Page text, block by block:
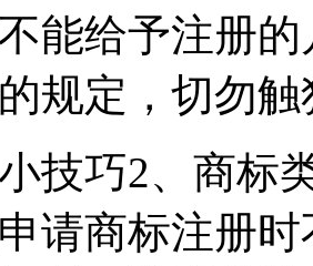
能给予注册
规定，切勿
技巧2、商标
请商标注册